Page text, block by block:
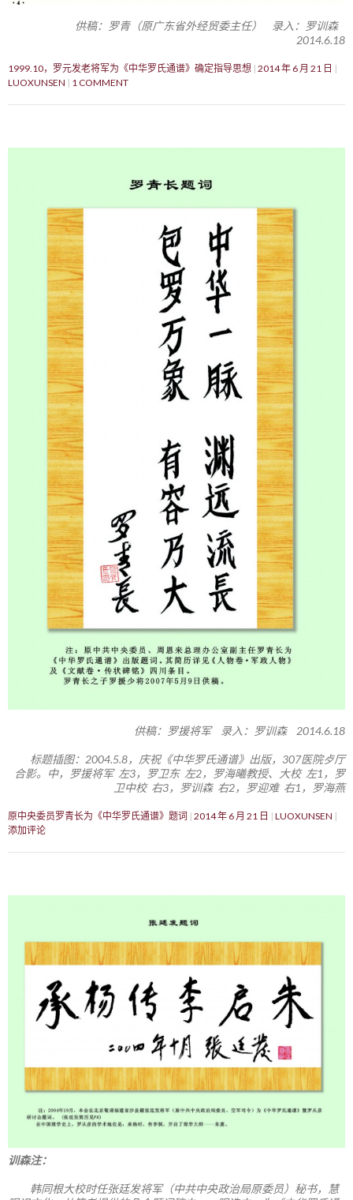
供稿：罗青（原广东省外经贸委主任） 录入：罗训森
2014.6.18
1999.10，罗元发老将军为《中华罗氏通谱》确定指导思想 2014 年 6 月 21 日
LUOXUNSEN
1 COMMENT
供稿：罗援将军 录入：罗训森 2014.6.18
标题插图：2004.5.8，庆祝《中华罗氏通谱》出版，307医院歺厅
合影。中，罗援将军 左3，罗卫东 左2，罗海曦教授、大校 左1，罗
卫中校 右3，罗训森 右2，罗迎难 右1，罗海燕
原中央委员罗青长为《中华罗氏通谱》题词 2014 年 6 月 21 日
LUOXUNSEN
添加评论
训森注：
韩同根大校时任张廷发将军（中共中央政治局原委员）秘书，慧